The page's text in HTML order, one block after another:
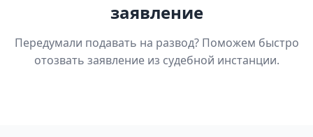
заявление
Передумали подавать на развод? Поможем быстро
отозвать заявление из судебной инстанции.